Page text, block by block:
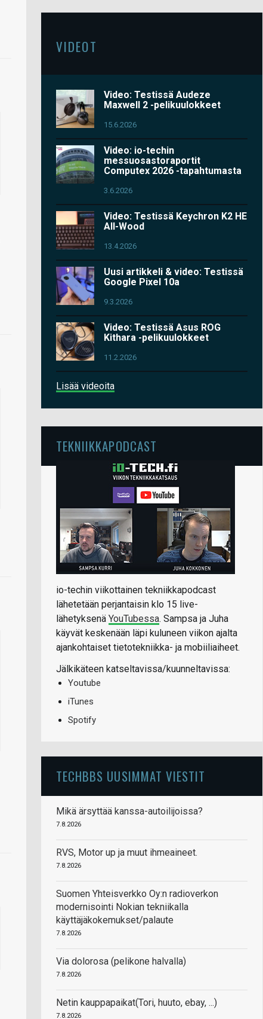
VIDEOT
Video: Testissä Audeze
Maxwell 2 -pelikuulokkeet
15.6.2026
Video: io-techin
messuosastoraportit
Computex 2026 -tapahtumasta
3.6.2026
Video: Testissä Keychron K2 HE
All-Wood
13.4.2026
Uusi artikkeli & video: Testissä
Google Pixel 10a
9.3.2026
Video: Testissä Asus ROG
Kithara -pelikuulokkeet
11.2.2026
Lisää videoita
TEKNIIKKAPODCAST
io-techin viikottainen tekniikkapodcast
lähetetään perjantaisin klo 15 live-
lähetyksenä YouTubessa. Sampsa ja Juha
käyvät keskenään läpi kuluneen viikon ajalta
ajankohtaiset tietotekniikka- ja mobiiliaiheet.
Jälkikäteen katseltavissa/kuunneltavissa:
Youtube
iTunes
Spotify
TECHBBS UUSIMMAT VIESTIT
Mikä ärsyttää kanssa-autoilijoissa?
7.8.2026
RVS, Motor up ja muut ihmeaineet.
7.8.2026
Suomen Yhteisverkko Oy:n radioverkon
modernisointi Nokian tekniikalla
käyttäjäkokemukset/palaute
7.8.2026
Via dolorosa (pelikone halvalla)
7.8.2026
Netin kauppapaikat(Tori, huuto, ebay, ...)
7.8.2026